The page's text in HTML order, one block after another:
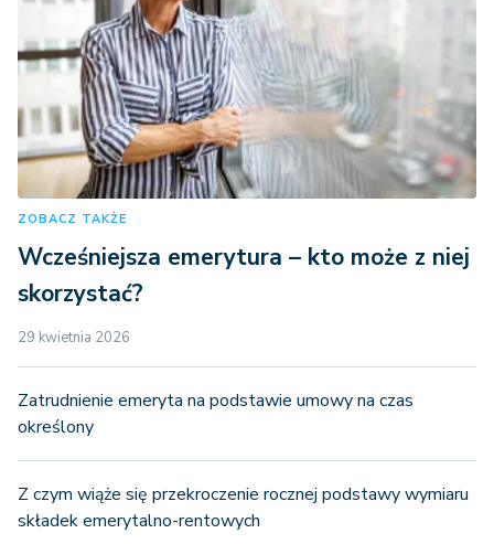
ZOBACZ TAKŻE
Wcześniejsza emerytura – kto może z niej
skorzystać?
29 kwietnia 2026
Zatrudnienie emeryta na podstawie umowy na czas
określony
Z czym wiąże się przekroczenie rocznej podstawy wymiaru
składek emerytalno-rentowych